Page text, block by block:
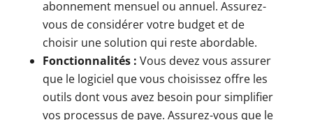
abonnement mensuel ou annuel. Assurez-
vous de considérer votre budget et de
choisir une solution qui reste abordable.
Fonctionnalités : Vous devez vous assurer
que le logiciel que vous choisissez offre les
outils dont vous avez besoin pour simplifier
vos processus de paye. Assurez-vous que le